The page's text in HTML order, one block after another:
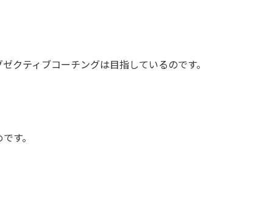
クティブコーチングは目指しているのです。
す。